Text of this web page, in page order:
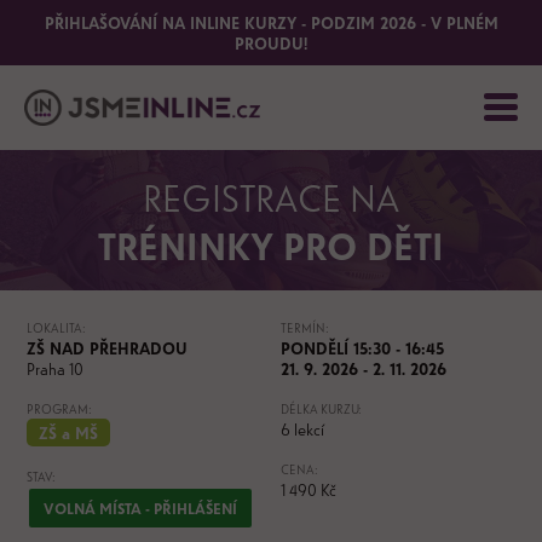
PŘIHLAŠOVÁNÍ NA INLINE KURZY - PODZIM 2026 - V PLNÉM
PROUDU!
REGISTRACE NA
TRÉNINKY PRO DĚTI
LOKALITA:
ZŠ NAD PŘEHRADOU
Praha 10
PROGRAM:
ZŠ a MŠ
STAV:
VOLNÁ MÍSTA - PŘIHLÁŠENÍ
TERMÍN:
PONDĚLÍ 15:30 - 16:45
21. 9. 2026 - 2. 11. 2026
DÉLKA KURZU:
6 lekcí
CENA:
1 490 Kč